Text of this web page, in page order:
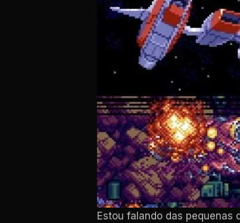
Estou falando das